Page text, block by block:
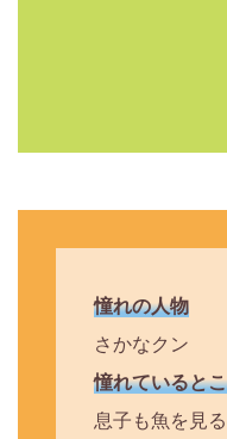
憧れの人物
さかなクン
憧れていると
息子も魚を見